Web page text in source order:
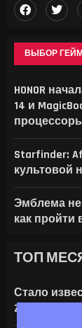
ВЫБОР
HONOR
14 и
Starfinder:
культовой
Эмблема
как пройти
ТОП
Стало
Zero Company